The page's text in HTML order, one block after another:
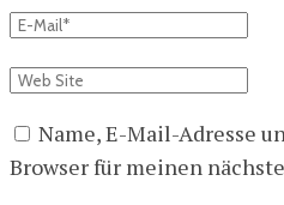
Name, E-Mail-Adresse
Browser für meinen